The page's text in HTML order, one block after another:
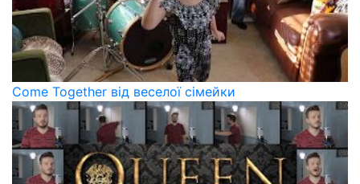
Come Together від веселої сімейки